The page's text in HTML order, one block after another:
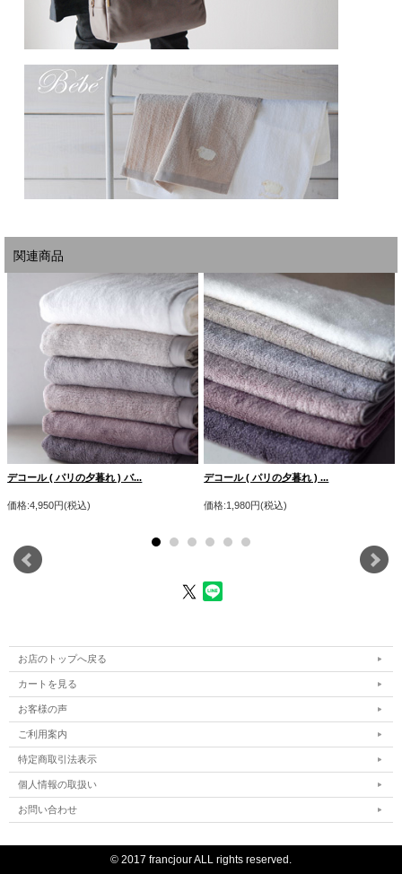
GRIS ACIER グリーアシェ： 全てが歴史ある建物のスレート屋根
BLEU MONET ブルーモネ： 公園の中にあるオランジュリー美術館のモネの池に描
BLEU NUIT ブルーニュイ： 日が長いパリの夜空は、いつまでも碧の世界が広がり
PAYSAGE DE PARIS パリの情景
COUCHER DE SOLEIL DE PARIS パリの夕暮れ
撮影時の光加減により、画像と実物の色が異なる場合がございます。予めご了承下
関連商品
デコール ( パリの夕暮れ ) バ...
価格:4,950円(税込)
デコール ( パリの夕暮れ ) ...
価格:1,980円(税込)
お店のトップへ戻る
カートを見る
お客様の声
ご利用案内
特定商取引法表示
個人情報の取扱い
お問い合わせ
© 2017 francjour ALL rights reserved.